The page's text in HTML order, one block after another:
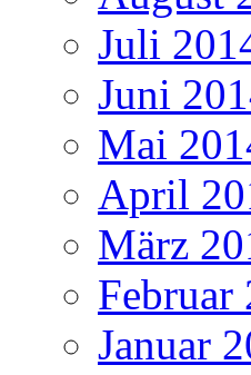
Juli
Juni
Mai
April
März
Februar
Januar